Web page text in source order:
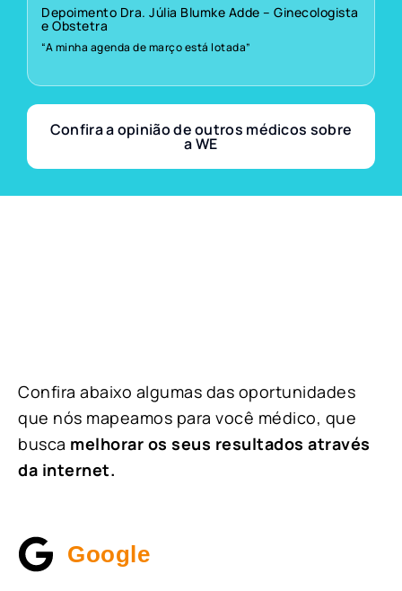
Depoimento Dra. Júlia Blumke Adde – Ginecologista
e Obstetra
“A minha agenda de março está lotada”
Confira a opinião de outros médicos sobre
a WE
Confira abaixo algumas das oportunidades
que nós mapeamos para você médico, que
busca melhorar os seus resultados através
da internet.
Google